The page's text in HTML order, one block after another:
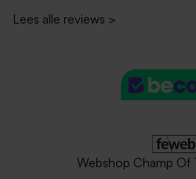
Lees alle reviews >
Webshop Champ Of